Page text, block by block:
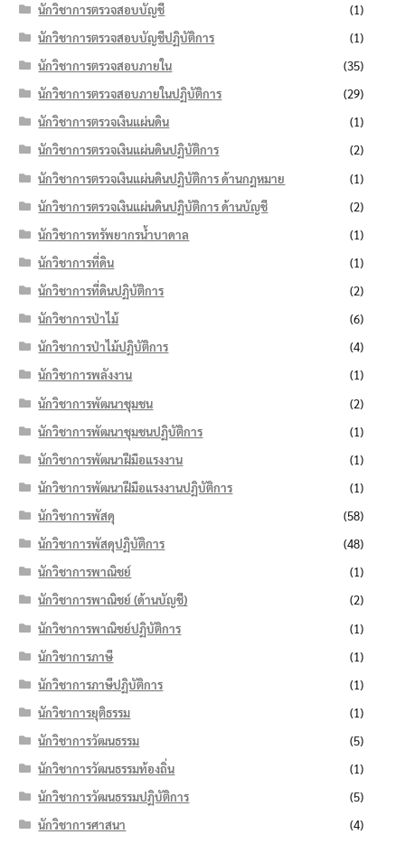
นักวิชาการตรวจสอบบัญชี
(1)
นักวิชาการตรวจสอบบัญชีปฏิบัติการ
(1)
นักวิชาการตรวจสอบภายใน
(35)
นักวิชาการตรวจสอบภายในปฏิบัติการ
(29)
นักวิชาการตรวจเงินแผ่นดิน
(1)
นักวิชาการตรวจเงินแผ่นดินปฏิบัติการ
(2)
นักวิชาการตรวจเงินแผ่นดินปฏิบัติการ ด้านกฎหมาย
(1)
นักวิชาการตรวจเงินแผ่นดินปฏิบัติการ ด้านบัญชี
(2)
นักวิชาการทรัพยากรน้ำบาดาล
(1)
นักวิชาการที่ดิน
(1)
นักวิชาการที่ดินปฏิบัติการ
(2)
นักวิชาการป่าไม้
(6)
นักวิชาการป่าไม้ปฏิบัติการ
(4)
นักวิชาการพลังงาน
(1)
นักวิชาการพัฒนาชุมชน
(2)
นักวิชาการพัฒนาชุมชนปฏิบัติการ
(1)
นักวิชาการพัฒนาฝีมือแรงงาน
(1)
นักวิชาการพัฒนาฝีมือแรงงานปฏิบัติการ
(1)
นักวิชาการพัสดุ
(58)
นักวิชาการพัสดุปฏิบัติการ
(48)
นักวิชาการพาณิชย์
(1)
นักวิชาการพาณิชย์ (ด้านบัญชี)
(2)
นักวิชาการพาณิชย์ปฏิบัติการ
(1)
นักวิชาการภาษี
(1)
นักวิชาการภาษีปฏิบัติการ
(1)
นักวิชาการยุติธรรม
(1)
นักวิชาการวัฒนธรรม
(5)
นักวิชาการวัฒนธรรมท้องถิ่น
(1)
นักวิชาการวัฒนธรรมปฏิบัติการ
(5)
นักวิชาการศาสนา
(4)